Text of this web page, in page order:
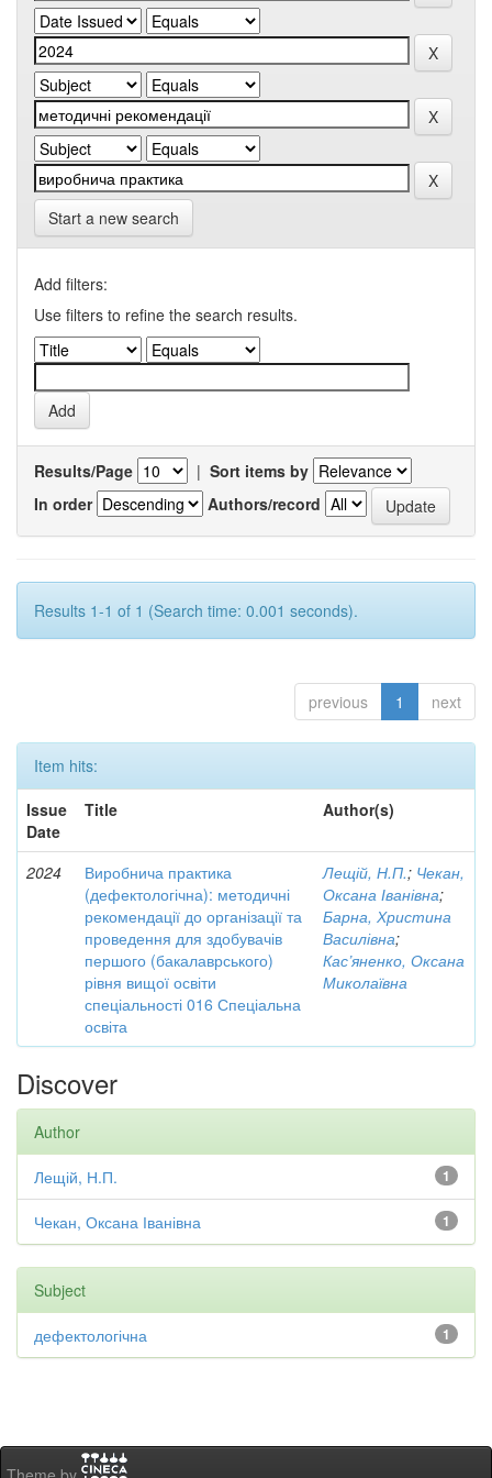
Start a new search
Add filters:
Use filters to refine the search results.
Results/Page | Sort items by
In order
Authors/record
Results 1-1 of 1 (Search time: 0.001 seconds).
previous 1 next
Item hits:
Issue
Date
Title Author(s)
2024
Виробнича практика
(дефектологічна): методичні
рекомендації до організації та
проведення для здобувачів
першого (бакалаврського)
рівня вищої освіти
спеціальності 016 Спеціальна
освіта
Лещій, Н.П.; Чекан,
Оксана Іванівна;
Барна, Христина
Василівна;
Кас’яненко, Оксана
Миколаївна
Discover
Author
1
Лещій, Н.П.
1
Чекан, Оксана Іванівна
Subject
1
дефектологічна